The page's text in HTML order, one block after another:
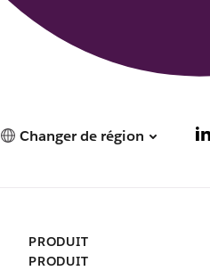
Changer de région
PRODUIT
PRODUIT